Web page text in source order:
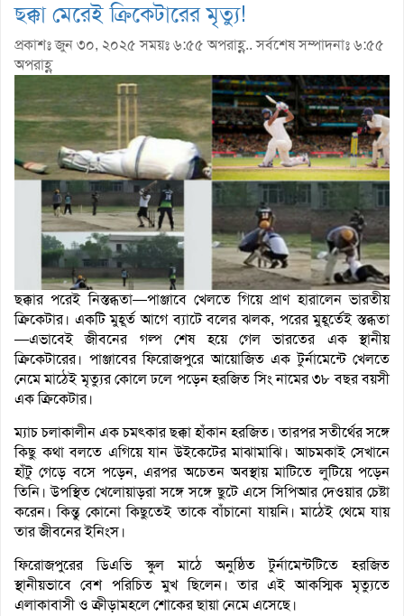
ছক্কা মেরেই ক্রিকেটারের মৃত্যু!
প্রকাশঃ জুন ৩০, ২০২৫ সময়ঃ ৬:৫৫ অপরাহ্ণ.. সর্বশেষ সম্পাদনাঃ ৬:৫৫
অপরাহ্ণ
ছক্কার পরেই নিস্তব্ধতা—পাঞ্জাবে খেলতে গিয়ে প্রাণ হারালেন ভারতীয়
ক্রিকেটার। একটি মুহূর্ত আগে ব্যাটে বলের ঝলক, পরের মুহূর্তেই স্তব্ধতা
—এভাবেই জীবনের গল্প শেষ হয়ে গেল ভারতের এক স্থানীয়
ক্রিকেটারের। পাঞ্জাবের ফিরোজপুরে আয়োজিত এক টুর্নামেন্টে খেলতে
নেমে মাঠেই মৃত্যুর কোলে ঢলে পড়েন হরজিত সিং নামের ৩৮ বছর বয়সী
এক ক্রিকেটার।
ম্যাচ চলাকালীন এক চমৎকার ছক্কা হাঁকান হরজিত। তারপর সতীর্থের সঙ্গে
কিছু কথা বলতে এগিয়ে যান উইকেটের মাঝামাঝি। আচমকাই সেখানে
হাঁটু গেড়ে বসে পড়েন, এরপর অচেতন অবস্থায় মাটিতে লুটিয়ে পড়েন
তিনি। উপস্থিত খেলোয়াড়রা সঙ্গে সঙ্গে ছুটে এসে সিপিআর দেওয়ার চেষ্টা
করেন। কিন্তু কোনো কিছুতেই তাকে বাঁচানো যায়নি। মাঠেই থেমে যায়
তার জীবনের ইনিংস।
ফিরোজপুরের ডিএভি স্কুল মাঠে অনুষ্ঠিত টুর্নামেন্টটিতে হরজিত
স্থানীয়ভাবে বেশ পরিচিত মুখ ছিলেন। তার এই আকস্মিক মৃত্যুতে
এলাকাবাসী ও ক্রীড়ামহলে শোকের ছায়া নেমে এসেছে।